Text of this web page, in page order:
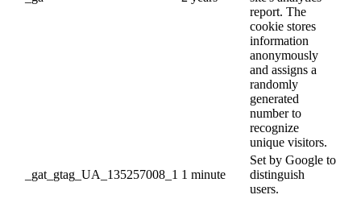
report. The
cookie stores
information
anonymously
and assigns a
randomly
generated
number to
recognize
unique visitors.
_gat_gtag_UA_135257008_1 1 minute
Set by Google to
distinguish
users.